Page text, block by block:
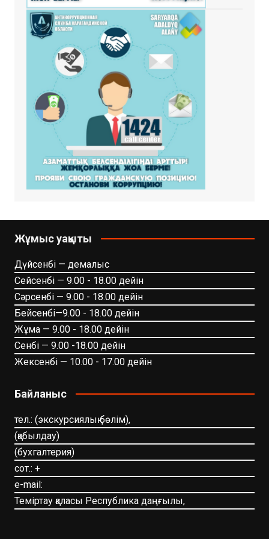
Жұмыс уақыты
Дүйсенбі — демалыс
Сейсенбі — 9.00 - 18.00 дейін
Сәрсенбі — 9.00 - 18.00 дейін
Бейсенбі—9.00 - 18.00 дейін
Жұма — 9.00 - 18.00 дейін
Сенбі — 9.00 -18.00 дейін
Жексенбі — 10.00 - 17.00 дейін
Байланыс
тел.: (экскурсиялық бөлім),
(қабылдау)
(бухгалтерия)
сот.: +
e-mail:
Теміртау қаласы Республика даңғылы,